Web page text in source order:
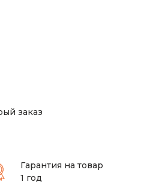
заказ
Гарантия на товар
1 год